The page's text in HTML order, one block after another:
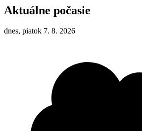
Aktuálne počasie
dnes, piatok 7. 8. 2026